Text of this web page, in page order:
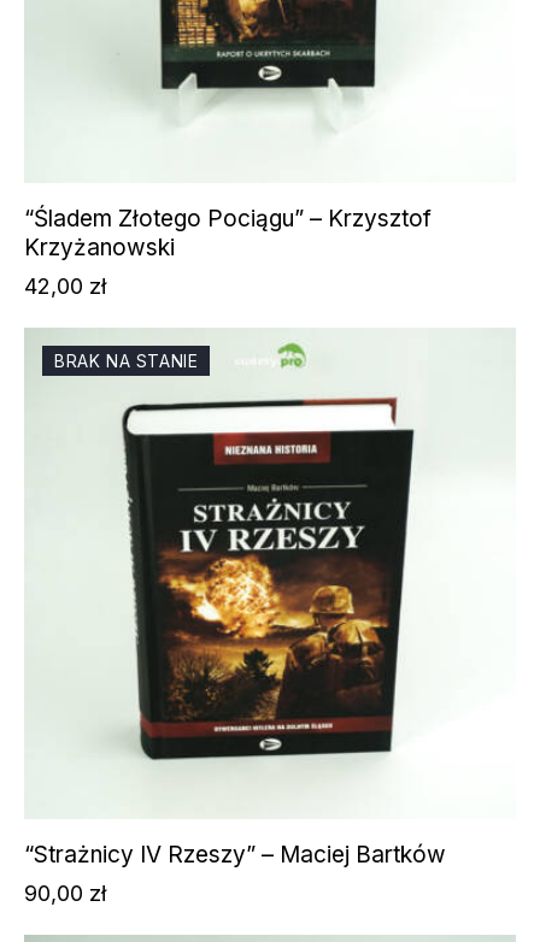
“Śladem Złotego Pociągu” – Krzysztof
Krzyżanowski
42,00 zł
BRAK NA STANIE
“Strażnicy IV Rzeszy” – Maciej Bartków
90,00 zł